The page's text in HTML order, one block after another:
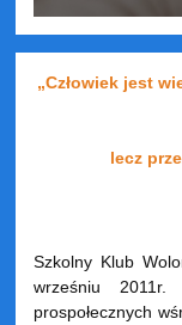
„Człowiek jest
lecz
Szkolny Klub
wrześniu
prospołecznych